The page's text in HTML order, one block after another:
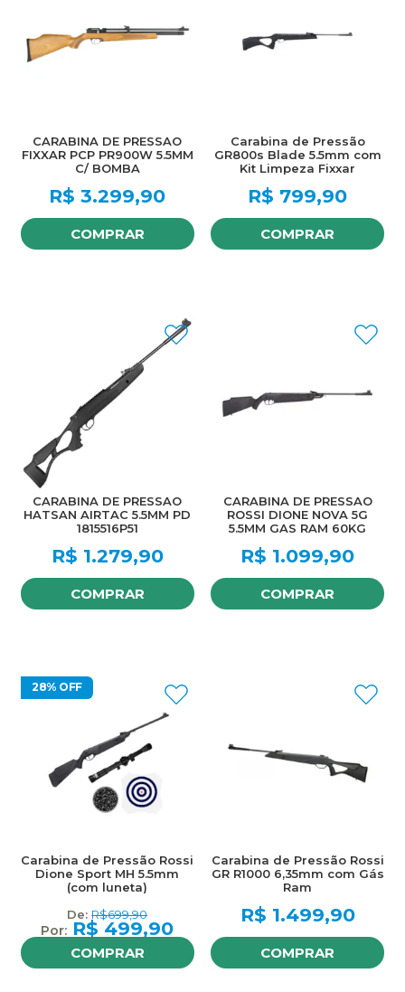
CARABINA DE PRESSAO
FIXXAR PCP PR900W 5.5MM
C/ BOMBA
R$ 3.299,90
COMPRAR
Carabina de Pressão
GR800s Blade 5.5mm com
Kit Limpeza Fixxar
R$ 799,90
COMPRAR
CARABINA DE PRESSAO
HATSAN AIRTAC 5.5MM PD
1815516P51
R$ 1.279,90
COMPRAR
CARABINA DE PRESSAO
ROSSI DIONE NOVA 5G
5.5MM GAS RAM 60KG
R$ 1.099,90
COMPRAR
28% OFF
Carabina de Pressão Rossi
Dione Sport MH 5.5mm
(com luneta)
R$699,90
R$ 499,90
COMPRAR
Carabina de Pressão Rossi
GR R1000 6,35mm com Gás
Ram
R$ 1.499,90
COMPRAR